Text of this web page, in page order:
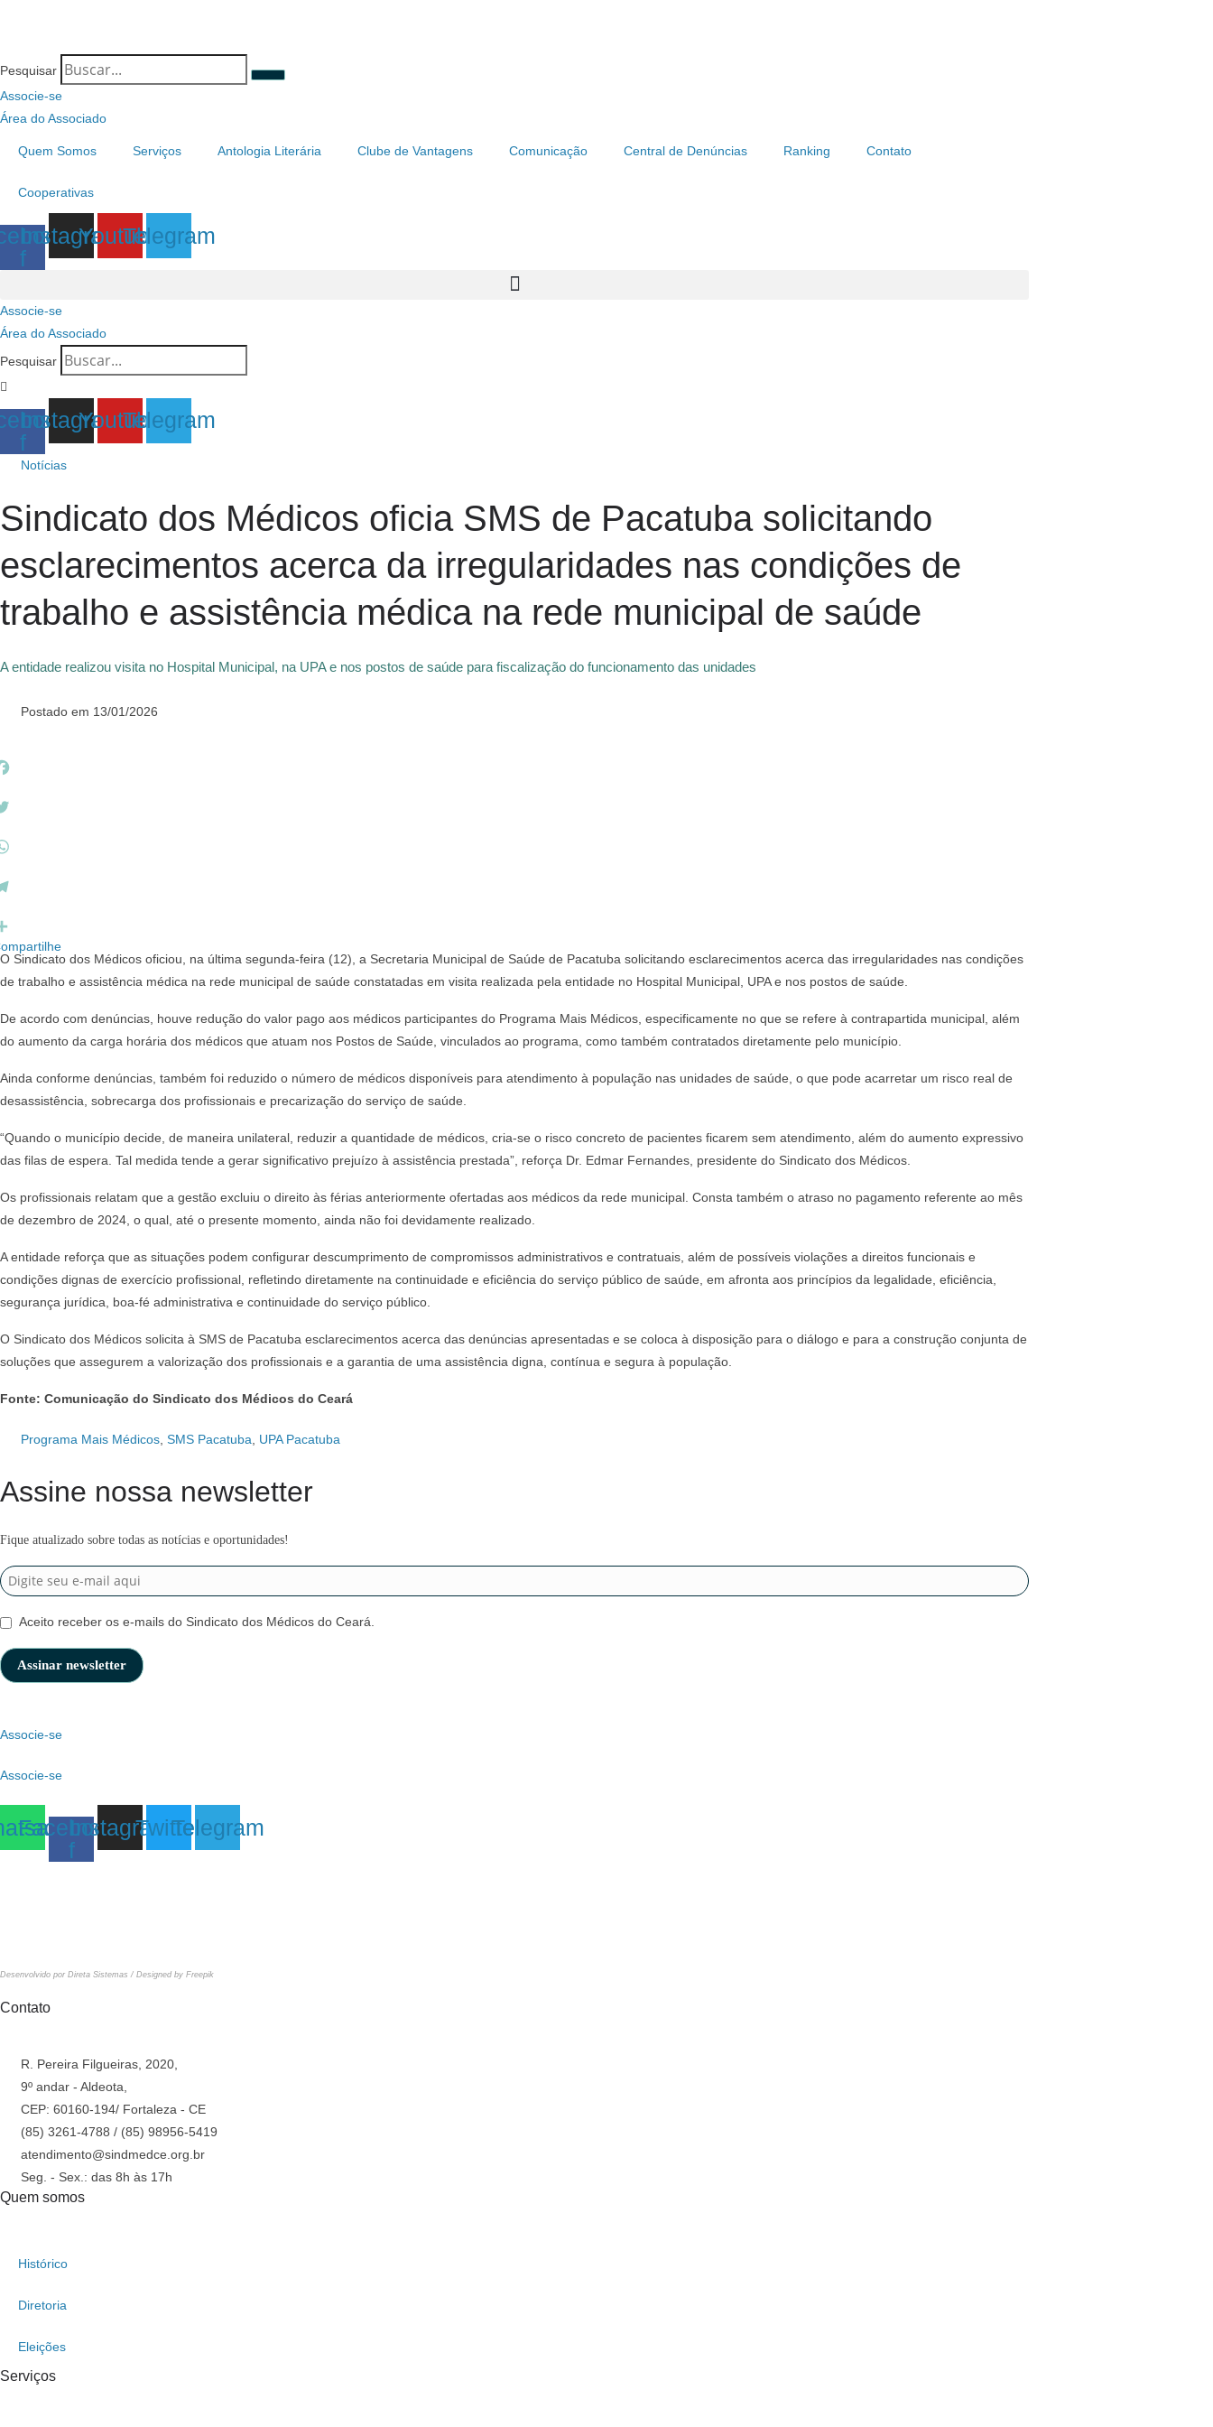
Pesquisar
Associe-se
Área do Associado
Quem Somos Serviços Antologia Literária Clube de Vantagens Comunicação Central de Denúncias Ranking Contato
Cooperativas
f
InstagramYoutubeTelegram
Associe-se
Área do Associado
Pesquisar
f
InstagramYoutubeTelegram
Notícias
Sindicato dos Médicos oficia SMS de Pacatuba solicitando
esclarecimentos acerca da irregularidades nas condições de
trabalho e assistência médica na rede municipal de saúde
A entidade realizou visita no Hospital Municipal, na UPA e nos postos de saúde para fiscalização do funcionamento das unidades
Postado em 13/01/2026
O Sindicato dos Médicos oficiou, na última segunda-feira (12), a Secretaria Municipal de Saúde de Pacatuba solicitando esclarecimentos acerca das irregularidades nas condições
de trabalho e assistência médica na rede municipal de saúde constatadas em visita realizada pela entidade no Hospital Municipal, UPA e nos postos de saúde.
De acordo com denúncias, houve redução do valor pago aos médicos participantes do Programa Mais Médicos, especificamente no que se refere à contrapartida municipal, além
do aumento da carga horária dos médicos que atuam nos Postos de Saúde, vinculados ao programa, como também contratados diretamente pelo município.
Ainda conforme denúncias, também foi reduzido o número de médicos disponíveis para atendimento à população nas unidades de saúde, o que pode acarretar um risco real de
desassistência, sobrecarga dos profissionais e precarização do serviço de saúde.
“Quando o município decide, de maneira unilateral, reduzir a quantidade de médicos, cria-se o risco concreto de pacientes ficarem sem atendimento, além do aumento expressivo
das filas de espera. Tal medida tende a gerar significativo prejuízo à assistência prestada”, reforça Dr. Edmar Fernandes, presidente do Sindicato dos Médicos.
Os profissionais relatam que a gestão excluiu o direito às férias anteriormente ofertadas aos médicos da rede municipal. Consta também o atraso no pagamento referente ao mês
de dezembro de 2024, o qual, até o presente momento, ainda não foi devidamente realizado.
A entidade reforça que as situações podem configurar descumprimento de compromissos administrativos e contratuais, além de possíveis violações a direitos funcionais e
condições dignas de exercício profissional, refletindo diretamente na continuidade e eficiência do serviço público de saúde, em afronta aos princípios da legalidade, eficiência,
segurança jurídica, boa-fé administrativa e continuidade do serviço público.
O Sindicato dos Médicos solicita à SMS de Pacatuba esclarecimentos acerca das denúncias apresentadas e se coloca à disposição para o diálogo e para a construção conjunta de
soluções que assegurem a valorização dos profissionais e a garantia de uma assistência digna, contínua e segura à população.
Fonte: Comunicação do Sindicato dos Médicos do Ceará
Programa Mais Médicos, SMS Pacatuba UPA Pacatuba
Assine nossa newsletter
Fique atualizado sobre todas as notícias e oportunidades!
Aceito receber os e-mails do Sindicato dos Médicos do Ceará.
Associe-se
Associe-se
Facebook-
f
InstagramTwitterTelegram
Desenvolvido por Direta Sistemas / Designed by Freepik
Contato
R. Pereira Filgueiras, 2020,
9º andar - Aldeota,
CEP: 60160-194/ Fortaleza - CE
(85) 3261-4788 / (85) 98956-5419
atendimento@sindmedce.org.br
Seg. - Sex.: das 8h às 17h
Quem somos
Histórico
Diretoria
Eleições
Serviços